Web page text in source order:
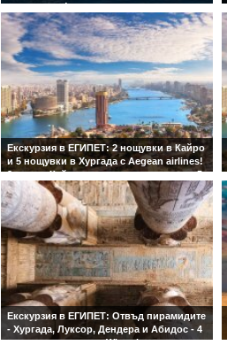
нощен влак!
1 нощ. в Кайро, 4 нощ. на борда на
круизен кораб и 1 нощ. в Хургада!
Включено пътуване с туристически влак
от Асуан до Кайро! Богата туристическа
програма! Посещение на пирамидите,
статуята на Сфинкса и Историческия
музей в Кайро, включени в цената!
Екскурзия в ЕГИПЕТ: 2 нощувки в Кайро
и 5 нощувки в Хургада с Aegean airlines!
2 нощ. в Кайро със закуски и вечери и 5
нощ. на All inclusive в Хургада!
Посещение на пирамидите в Гиза и
Сакара, Серапеум, статуята на Сфинкса
и Новия исторически музей в Кайро,
включени в цената!
Екскурзия в ЕГИПЕТ: Отвъд пирамидите
- Хургада, Луксор, Дендера и Абидос - 4
нощувки с полет на Wizz air